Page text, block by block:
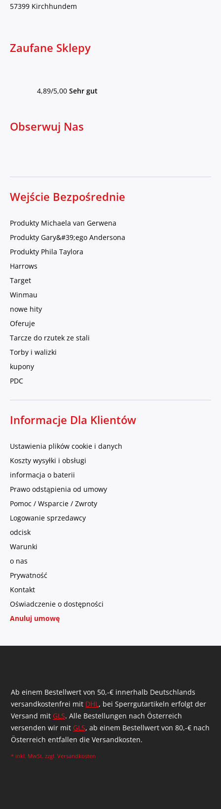
57399 Kirchhundem
Zaufane Sklepy
4,89/5,00 Sehr gut
Obserwuj Nas
Wejście Bezpośrednie
Produkty Michaela van Gerwena
Produkty Gary&#39;ego Andersona
Produkty Phila Taylora
Harrows
Target
Winmau
nowe hity
Oferuje
Tarcze do rzutek ze stali
Torby i walizki
kupony
PDC
Informacje Dla Klientów
Ustawienia plików cookie i danych
Koszty wysyłki i obsługi
informacja o baterii
Prawo odstąpienia od umowy
Pomoc / Wsparcie / Zwroty
Logowanie sprzedawcy
odcisk
Warunki
o nas
Prywatność
Kontakt
Oświadczenie o dostępności
Anuluj umowę
Ab einem Bestellwert von 50,-€ innerhalb Deutschlands
versandkostenfrei mit DHL, bei Sperrgutartikeln erfolgt der
Versand mit GLS. Alle Bestellungen nach Österreich
versenden wir mit GLS, ab einem Bestellwert von 80,-€ nach
Österreich entfallen die Versandkosten.
* inkl. MwSt. zzgl. Versandkosten